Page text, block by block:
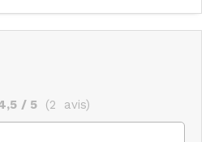
/ 5 (2 avis)